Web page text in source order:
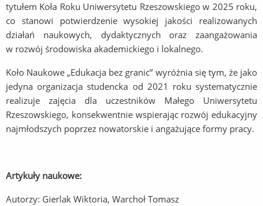
tytułem Koła Roku Uniwersytetu Rzeszowskiego w 2025 roku,
co stanowi potwierdzenie wysokiej jakości realizowanych
działań naukowych, dydaktycznych oraz zaangażowania
w rozwój środowiska akademickiego i lokalnego.
Koło Naukowe „Edukacja bez granic” wyróżnia się tym, że jako
jedyna organizacja studencka od 2021 roku systematycznie
realizuje zajęcia dla uczestników Małego Uniwersytetu
Rzeszowskiego, konsekwentnie wspierając rozwój edukacyjny
najmłodszych poprzez nowatorskie i angażujące formy pracy.
Artykuły naukowe:
Autorzy: Gierlak Wiktoria, Warchoł Tomasz